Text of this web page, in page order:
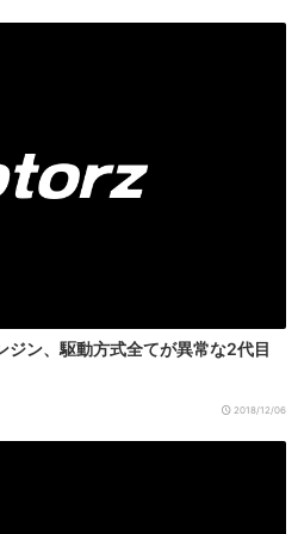
ジン、駆動方式全てが異常な2代目
2018/12/06